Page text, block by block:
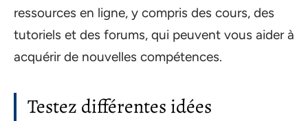
ressources en ligne, y compris des cours, des
tutoriels et des forums, qui peuvent vous aider à
acquérir de nouvelles compétences.
Testez différentes idées